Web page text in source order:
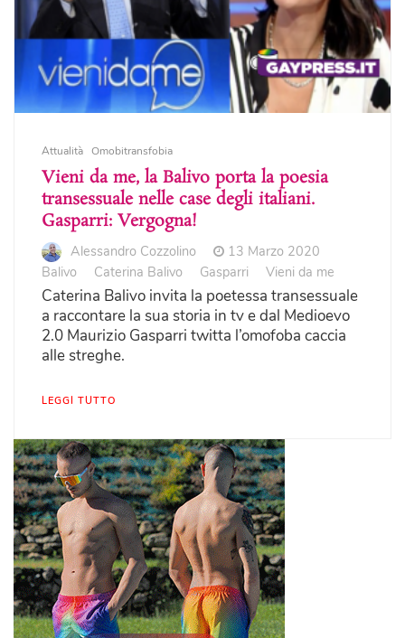
Attualità Omobitransfobia
Vieni da me, la Balivo porta la poesia
transessuale nelle case degli italiani.
Gasparri: Vergogna!
Alessandro Cozzolino
13 Marzo 2020
Balivo
Caterina Balivo Gasparri Vieni da me
Caterina Balivo invita la poetessa transessuale
a raccontare la sua storia in tv e dal Medioevo
2.0 Maurizio Gasparri twitta l’omofoba caccia
alle streghe.
LEGGI TUTTO